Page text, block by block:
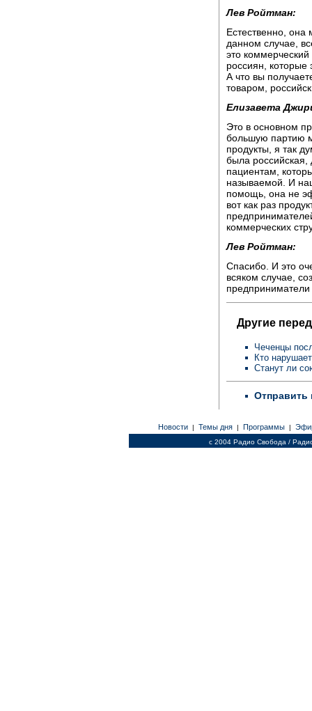
Лев Ройтман:
Естественно, она
данном случае,
это
россиян, которые
А что вы
товаром,
Елизавета
Это в основном
большую партию
продукты, я так
была
пациентам,
называемой. И
помощь, она не
вот как раз
коммерческих
Лев Ройтман:
Спасибо. И это
всяком случае,
Другие
Чеченцы
Кто
Станут ли
Отправить
Новости | Темы дня | Программы |
c 2004 Радио Свобода /